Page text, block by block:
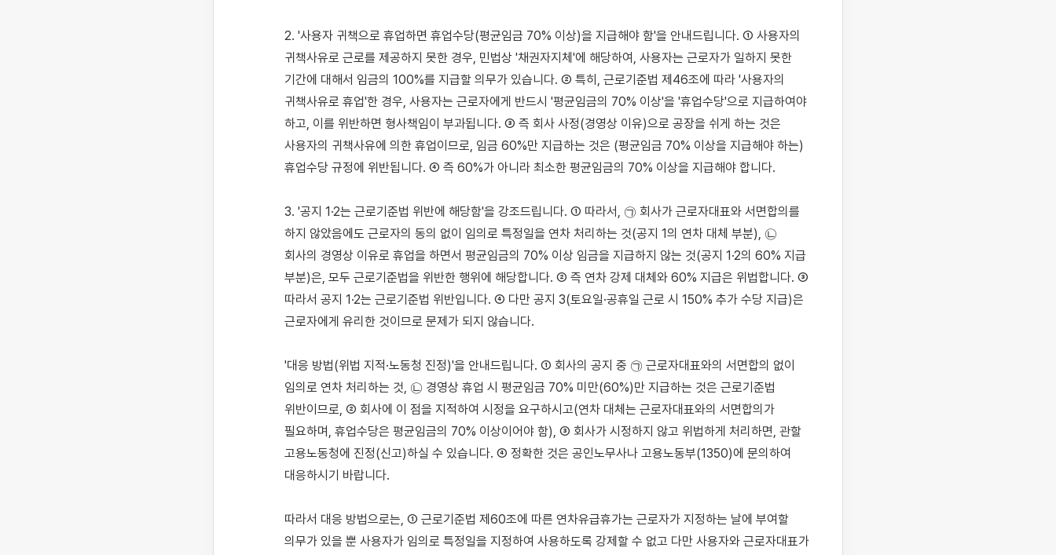
2. '사용자 귀책으로 휴업하면 휴업수당(평균임금 70% 이상)을 지급해야 함'을 안내드립니다. ① 사용자의
귀책사유로 근로를 제공하지 못한 경우, 민법상 '채권자지체'에 해당하여, 사용자는 근로자가 일하지 못한
기간에 대해서 임금의 100%를 지급할 의무가 있습니다. ② 특히, 근로기준법 제46조에 따라 '사용자의
귀책사유로 휴업'한 경우, 사용자는 근로자에게 반드시 '평균임금의 70% 이상'을 '휴업수당'으로 지급하여야
하고, 이를 위반하면 형사책임이 부과됩니다. ③ 즉 회사 사정(경영상 이유)으로 공장을 쉬게 하는 것은
사용자의 귀책사유에 의한 휴업이므로, 임금 60%만 지급하는 것은 (평균임금 70% 이상을 지급해야 하는)
휴업수당 규정에 위반됩니다. ④ 즉 60%가 아니라 최소한 평균임금의 70% 이상을 지급해야 합니다.
3. '공지 1·2는 근로기준법 위반에 해당함'을 강조드립니다. ① 따라서, ㉠ 회사가 근로자대표와 서면합의를
하지 않았음에도 근로자의 동의 없이 임의로 특정일을 연차 처리하는 것(공지 1의 연차 대체 부분), ㉡
회사의 경영상 이유로 휴업을 하면서 평균임금의 70% 이상 임금을 지급하지 않는 것(공지 1·2의 60% 지급
부분)은, 모두 근로기준법을 위반한 행위에 해당합니다. ② 즉 연차 강제 대체와 60% 지급은 위법합니다. ③
따라서 공지 1·2는 근로기준법 위반입니다. ④ 다만 공지 3(토요일·공휴일 근로 시 150% 추가 수당 지급)은
근로자에게 유리한 것이므로 문제가 되지 않습니다.
'대응 방법(위법 지적·노동청 진정)'을 안내드립니다. ① 회사의 공지 중 ㉠ 근로자대표와의 서면합의 없이
임의로 연차 처리하는 것, ㉡ 경영상 휴업 시 평균임금 70% 미만(60%)만 지급하는 것은 근로기준법
위반이므로, ② 회사에 이 점을 지적하여 시정을 요구하시고(연차 대체는 근로자대표와의 서면합의가
필요하며, 휴업수당은 평균임금의 70% 이상이어야 함), ③ 회사가 시정하지 않고 위법하게 처리하면, 관할
고용노동청에 진정(신고)하실 수 있습니다. ④ 정확한 것은 공인노무사나 고용노동부(1350)에 문의하여
대응하시기 바랍니다.
따라서 대응 방법으로는, ① 근로기준법 제60조에 따른 연차유급휴가는 근로자가 지정하는 날에 부여할
의무가 있을 뿐 사용자가 임의로 특정일을 지정하여 사용하도록 강제할 수 없고 다만 사용자와 근로자대표가